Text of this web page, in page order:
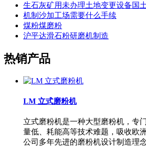
生石灰矿用未办理土地变更设备国
机制沙加工场需要什么手续
煤粉煤磨粉
沪平达滑石粉研磨机制造
热销产品
LM 立式磨粉机
立式磨粉机是一种大型磨粉机，专
量低、耗能高等技术难题，吸收欧
公司多年先进的磨粉机设计制造理